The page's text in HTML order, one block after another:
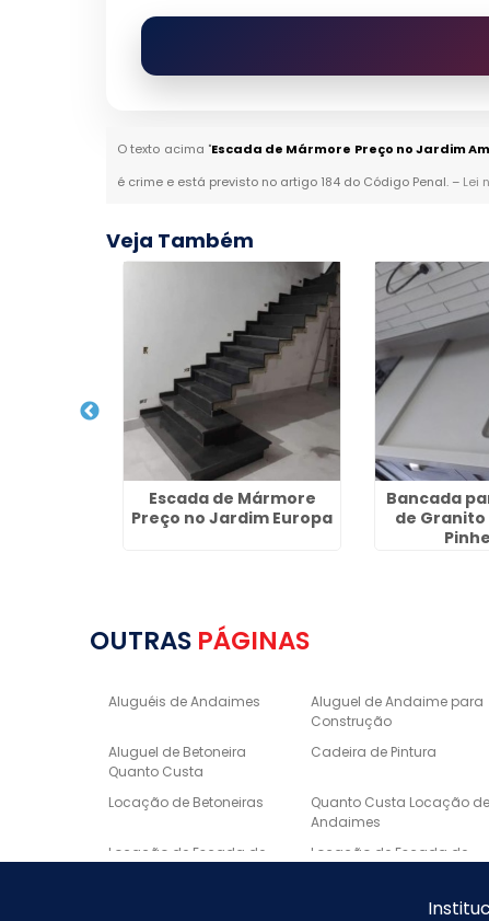
O texto acima "Escada de Mármore Preço no Jardim
é crime e está previsto no artigo 184 do Código Penal. – Lei
Veja Também
Escada de Mármore
Preço no Jardim Europa
Bancada
de Granito
OUTRAS PÁGINAS
Aluguéis de Andaimes
Aluguel de Andaime para
Construção
Aluguel de Betoneira
Quanto Custa
Cadeira de Pintura
Locação de Betoneiras
Quanto Custa Locação de
Andaimes
Locação de Escada de
Locação de Escada de
Borda de Piscina em